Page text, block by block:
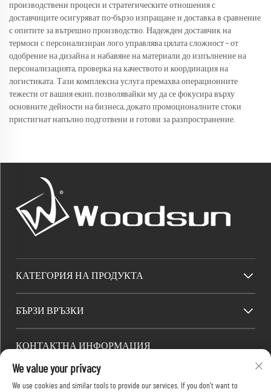
производствени процеси и стратегическите отношения с
доставчиците осигуряват по-бързо изпращане и доставка в сравнение
с опитите за вътрешно производство. Надежден доставчик на
термоси с персонализиран лого управлява цялата сложност – от
одобрение на дизайна и набавяне на материали до изпълнение на
персонализацията, проверка на качеството и координация на
логистиката. Тази комплексна услуга премахва операционните
тежести от вашия екип, позволявайки му да се фокусира върху
основните дейности на бизнеса, докато промоционалните стоки
пристигнат напълно подготвени и готови за разпространение.
КАТЕГОРИЯ НА ПРОДУКТА
БЪРЗИ ВРЪЗКИ
КОНТАКТНА ИНФОРМАЦИЯ
Factory/Office add : Индустриална зона Dawang, град Хешан (южно от
Имейл:[email protected]
We value your privacy
We use cookies and similar tools to provide our services. If you don't want to